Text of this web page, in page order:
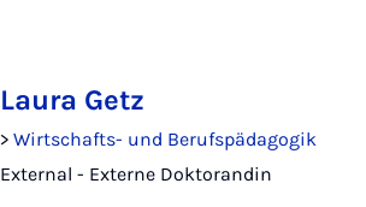
Laura Getz
> Wirtschafts- und Berufspädagogik
External - Externe Doktorandin